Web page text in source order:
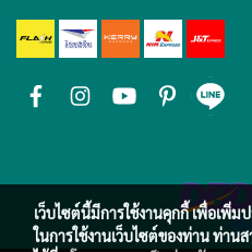
เว็บไซต์นี้มีการใช้งานคุกกี้ เพื่อเพิ่
ในการใช้งานเว็บไซต์ของท่าน ท่าน